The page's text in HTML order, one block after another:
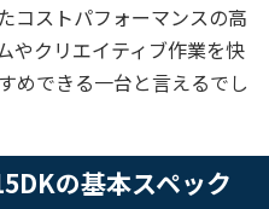
コストパフォーマンスの高
やクリエイティブ作業を快
めできる一台と言えるでし
の基本スペック